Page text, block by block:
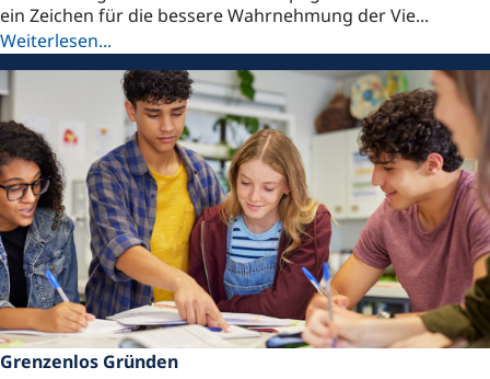
ein Zeichen für die bessere Wahrnehmung der Vie...
Weiterlesen...
Grenzenlos Gründen